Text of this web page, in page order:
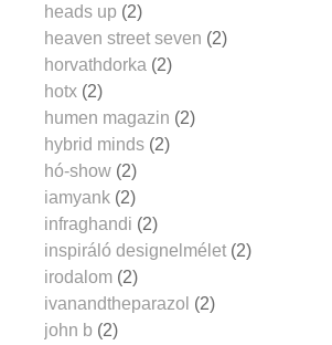
heads up (2)
heaven street seven (2)
horvathdorka (2)
hotx (2)
humen magazin (2)
hybrid minds (2)
hó-show (2)
iamyank (2)
infraghandi (2)
inspiráló designelmélet (2)
irodalom (2)
ivanandtheparazol (2)
john b (2)